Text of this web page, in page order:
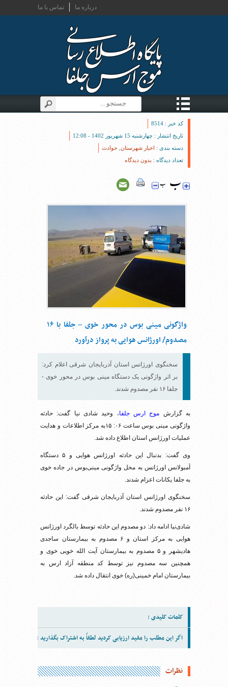
تماس با ما درباره ما
کد خبر : 8514
تاریخ انتشار : چهارشنبه 15 شهریور 1402 - 12:08
دسته بندی : اخبار شهرستان حوادث
تعداد دیدگاه : بدون دیدگاه
واژگونی مینی بوس در محور خوی – جلفا با ۱۶
مصدوم/ اورژانس هوایی به پرواز درآورد
سخنگوی اورژانس استان آذربایجان شرقی اعلام کرد:
بر اثر واژگونی یک دستگاه مینی بوس در محور خوی -
جلفا ۱۶ نفر مصدوم شدند.
به گزارش موج ارس جلفا، وحید شادی نیا گفت: حادثه
واژگونی مینی بوس ساعت ۰۶: ۱۵به مرکز اطلاعات و هدایت
عملیات اورژانس استان اطلاع داده شد.
وی گفت: بدنبال این حادثه اورژانس هوایی و ۵ دستگاه
آمبولانس اورژانس به محل واژگونی مینی‌بوس در جاده خوی
به جلفا یکانات اعزام شدند.
سخنگوی اورژانس استان آذربایجان شرقی گفت: این حادثه
۱۶ نفر مصدوم شدند.
شادی‌نیا ادامه داد: دو مصدوم این حادثه توسط بالگرد اورژانس
هوایی به مرکز استان و ۶ مصدوم به بیمارستان ساجدی
هادیشهر و ۵ مصدوم به بیمارستان آیت الله خویی خوی و
همچنین سه مصدوم نیز توسط کد منطقه آزاد ارس به
بیمارستان امام خمینی(ره) خوی انتقال داده شد.
کلمات کلیدی :
اگر این مطلب را مفید ارزیابی کردید لطفاً به اشتراک بگذارید :
نظرات